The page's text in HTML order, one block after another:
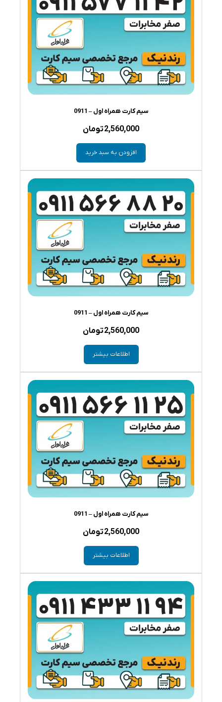
سیم کارت همراه اول – 0911
2,560,000تومان
افزودن به سبد خرید
سیم کارت همراه اول – 0911
2,560,000تومان
اطلاعات بیشتر
سیم کارت همراه اول – 0911
2,560,000تومان
اطلاعات بیشتر